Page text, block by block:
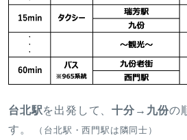
台北駅を出発して、十分→九份の
す。
（台北駅・西門駅は隣同士）